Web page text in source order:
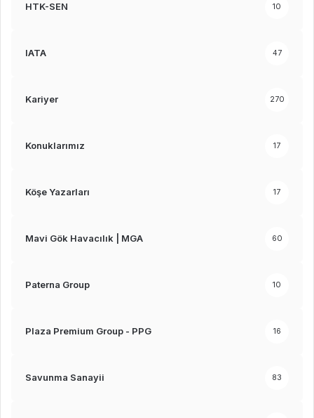
HTK-SEN 10
IATA 47
Kariyer 270
Konuklarımız 17
Köşe Yazarları 17
Mavi Gök Havacılık | MGA 60
Paterna Group 10
Plaza Premium Group - PPG 16
Savunma Sanayii 83